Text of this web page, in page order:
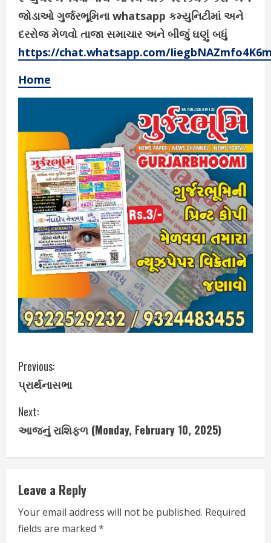
જોડાઓ ગુર્જરભૂમિના whatsapp કમ્યુનિટીમાં અને
દરરોજ મેળવો તાજા સમાચાર અને બીજું ઘણું બધું
https://chat.whatsapp.com/
Home
C
o
n
n
u
Previous:
પ્રાર્થનાસભા
Next:
આજનું રાશિફળ (Monday, February 10, 2025)
Leave a Reply
Your email address will not be published. Required
fields are marked *